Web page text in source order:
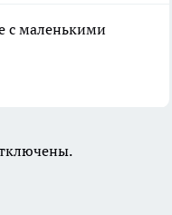
с маленькими